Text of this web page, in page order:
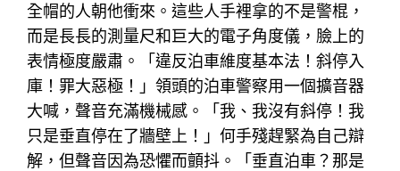
全帽的人朝他衝來。這些人手裡拿的不是警棍，
而是長長的測量尺和巨大的電子角度儀，臉上的
表情極度嚴肅。「違反泊車維度基本法！斜停入
庫！罪大惡極！」領頭的泊車警察用一個擴音器
大喊，聲音充滿機械感。「我、我沒有斜停！我
只是垂直停在了牆壁上！」何手殘趕緊為自己辯
解，但聲音因為恐懼而顫抖。「垂直泊車？那是